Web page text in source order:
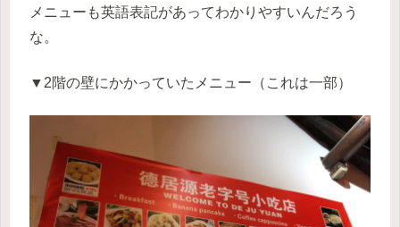
メニューも英語表記があってわかりやすいんだろう
な。
▼2階の壁にかかっていたメニュー（これは一部）